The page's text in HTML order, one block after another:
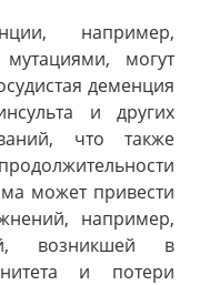
например,
могут
деменция
и других
что также
может привести
например,
возникшей в
и потери